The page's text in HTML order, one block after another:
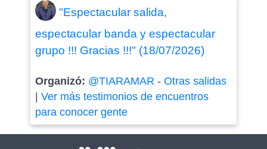
"Espectacular salida,
espectacular banda y espectacular
grupo !!! Gracias !!!" (18/07/2026)
Organizó: @TIARAMAR - Otras salidas
Ver más testimonios de encuentros
para conocer gente